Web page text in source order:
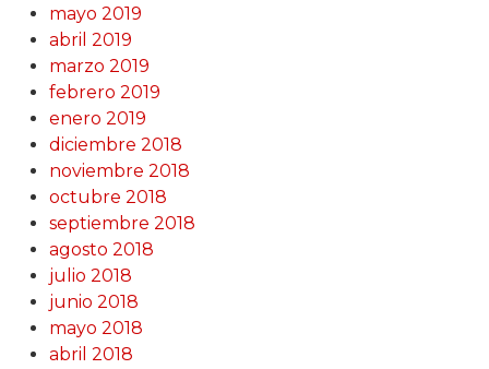
mayo 2019
abril 2019
marzo 2019
febrero 2019
enero 2019
diciembre 2018
noviembre 2018
octubre 2018
septiembre 2018
agosto 2018
julio 2018
junio 2018
mayo 2018
abril 2018